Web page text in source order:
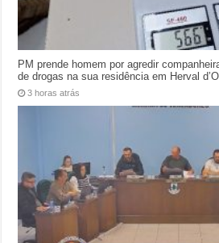
PM prende homem por agredir
de drogas na sua residência em Herval
3 horas atrás